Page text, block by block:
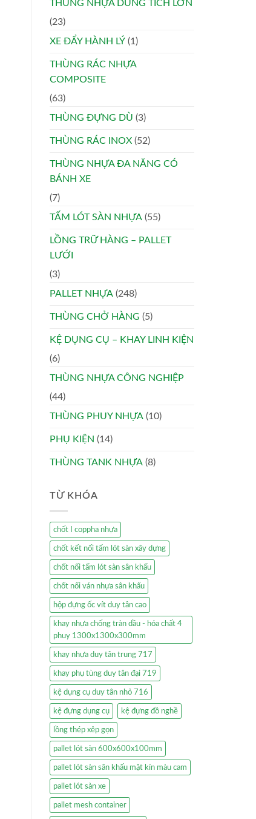
THÙNG NHỰA DUNG TÍCH LỚN
(23)
XE ĐẨY HÀNH LÝ (1)
THÙNG RÁC NHỰA
COMPOSITE
(63)
THÙNG ĐỰNG DÙ (3)
THÙNG RÁC INOX (52)
THÙNG NHỰA ĐA NĂNG CÓ
BÁNH XE
(7)
TẤM LÓT SÀN NHỰA (55)
LỒNG TRỮ HÀNG – PALLET
LƯỚI
(3)
PALLET NHỰA (248)
THÙNG CHỞ HÀNG (5)
KỆ DỤNG CỤ – KHAY LINH KIỆN
(6)
THÙNG NHỰA CÔNG NGHIỆP
(44)
THÙNG PHUY NHỰA (10)
PHỤ KIỆN (14)
THÙNG TANK NHỰA (8)
TỪ KHÓA
chốt I coppha nhựa
chốt kết nối tấm lót sàn xây dựng
chốt nối tấm lót sàn sân khấu
chốt nối ván nhựa sân khấu
hộp đựng ốc vít duy tân cao
khay nhựa chống tràn dầu - hóa chất 4
phuy 1300x1300x300mm
khay nhựa duy tân trung 717
khay phụ tùng duy tân đại 719
kệ dụng cụ duy tân nhỏ 716
kệ đựng dụng cụ kệ đựng đồ nghề
lồng thép xêp gọn
pallet lót sàn 600x600x100mm
pallet lót sàn sân khấu mặt kín màu cam
pallet lót sàn xe
pallet mesh container